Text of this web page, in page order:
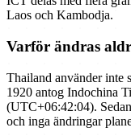
Laos och Kambodja.
Varför ändras
Thailand använder inte
1920 antog Indochina
(UTC+06:42:04).
och inga ändringar